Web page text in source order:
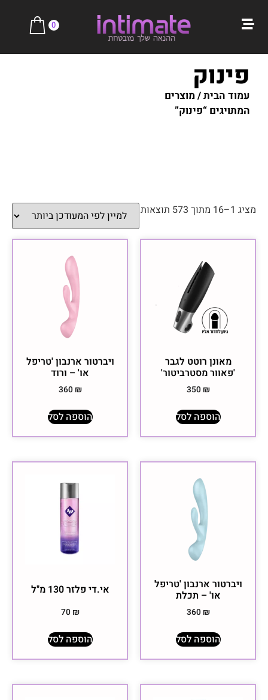
0
פינוק
עמוד הבית/ מוצרים
המתויגים “פינוק”
מציג 1–16 מתוך 573 תוצאות
מאונן רוטט לגבר
'פאוור מסטרביטור'
350 ₪
הוספה לסל
ויברטור ארנבון 'טריפל
או' – ורוד
360 ₪
הוספה לסל
ויברטור ארנבון 'טריפל
או' – תכלת
360 ₪
הוספה לסל
אי.די פלזר ‏130 מ"ל
70 ₪
הוספה לסל